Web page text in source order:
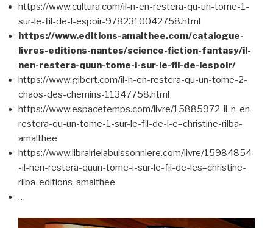
https://www.cultura.com/il-n-en-restera-qu-un-tome-1-
sur-le-fil-de-l-espoir-9782310042758.html
https://www.editions-amalthee.com/catalogue-
livres-editions-nantes/science-fiction-fantasy/il-
nen-restera-quun-tome-i-sur-le-fil-de-lespoir/
https://www.gibert.com/il-n-en-restera-qu-un-tome-2-
chaos-des-chemins-11347758.html
https://www.espacetemps.com/livre/15885972-il-n-en-
restera-qu-un-tome-1-sur-le-fil-de-l-e–christine-rilba-
amalthee
https://www.librairielabuissonniere.com/livre/15984854
-il-nen-restera-quun-tome-i-sur-le-fil-de-les–christine-
rilba-editions-amalthee
…